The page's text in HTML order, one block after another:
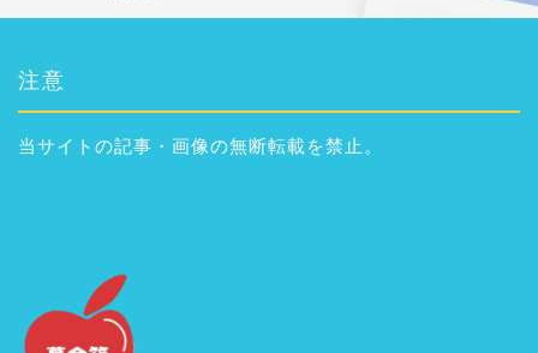
注意
当サイトの記事・画像の無断転載を禁止。